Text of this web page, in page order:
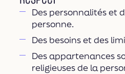
Des personnalités et
personne.
Des besoins et des
Des appartenances
religieuses de la